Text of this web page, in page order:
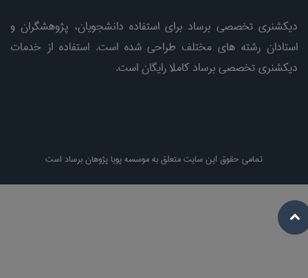
دیکشنری تخصصی برساد برای استفاده دانشجویان، پژوهشگران و
استادان رشته های مختلف طراحی شده است. استفاده از خدمات
دیکشنری تخصصی برساد کاملا رایگان است.
تمامی حقوق این سایت متعلق به موسسه پویا پژوهان برساد است